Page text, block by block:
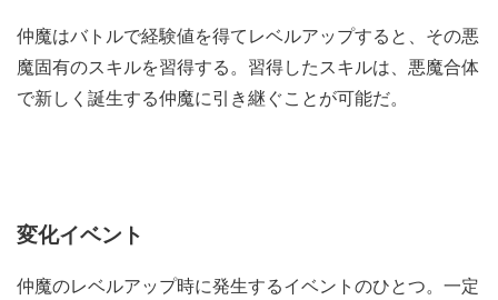
仲魔はバトルで経験値を得てレベルアップすると、その悪
魔固有のスキルを習得する。習得したスキルは、悪魔合体
で新しく誕生する仲魔に引き継ぐことが可能だ。
変化イベント
仲魔のレベルアップ時に発生するイベントのひとつ。一定